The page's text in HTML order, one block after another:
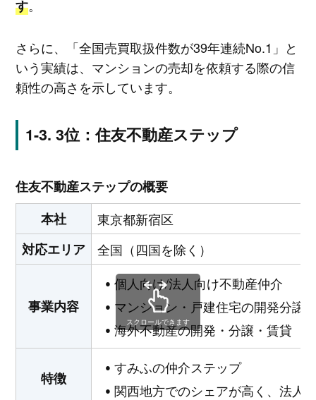
す。
さらに、「全国売買取扱件数が39年連続No.1」と
いう実績は、マンションの売却を依頼する際の信
頼性の高さを示しています。
3位：住友不動産ステップ
住友不動産ステップの概要
本社
東京都新宿区
対応エリア
全国（四国を除く）
事業内容
個人向け/法人向け不動産仲介
マンション・戸建住宅の開発分譲
海外不動産の開発・分譲・賃貸
特徴
すみふの仲介ステップ
関西地方でのシェアが高く、法人
スクロールできます